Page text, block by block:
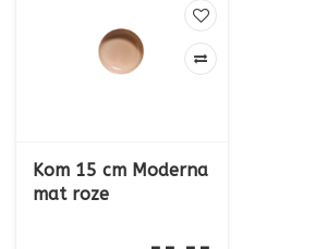
Kom 15 cm Moderna
mat roze